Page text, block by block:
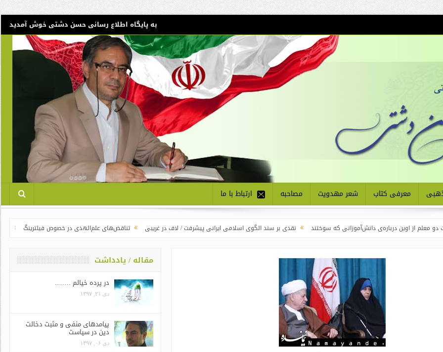
به پایگاه اطلاع رسانی حسن دشتی خوش آمدید
معرفی کتاب شعر مهدویت مصاحبه ارتباط با ما
درباره‌ی دانش‌آموزانی که سوختند نقدی بر سند الگوی اسلامی ایرانی پیشرفت / لاف در غریبی تناقض‌های علم‌الهدی در خصوص فیلترینگ جوانگرایی به
مقاله / یادداشت
در پرده خیالم ……..
دی ۲۱, ۱۳۹۷
پیامدهای منفی و مثبت دخالت
دین در سیاست
دی ۰۶, ۱۳۹۷